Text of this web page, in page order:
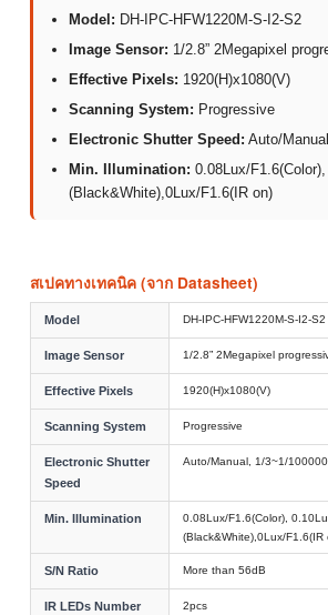
Model: DH-IPC-HFW1220M-S-I2-S2
Image Sensor: 1/2.8” 2Megapixel
Effective Pixels: 1920(H)x1080(V)
Scanning System: Progressive
Electronic Shutter Speed: Auto/
Min. Illumination: 0.08Lux/
(Black&White),0Lux/F1.6(IR on)
สเปคทางเทคนิค (จาก Datasheet)
Model DH-IPC-HFW1220M-S-I2-S2
Image Sensor 1/2.8” 2Megapixel
Effective Pixels 1920(H)x1080(V)
Scanning System Progressive
Electronic Shutter
Speed
Auto/Manual, 1/3~1/
Min. Illumination
0.08Lux/F1.6(Color),
(Black&White),0Lux/F1.6(IR
S/N Ratio More than 56dB
IR LEDs Number 2pcs